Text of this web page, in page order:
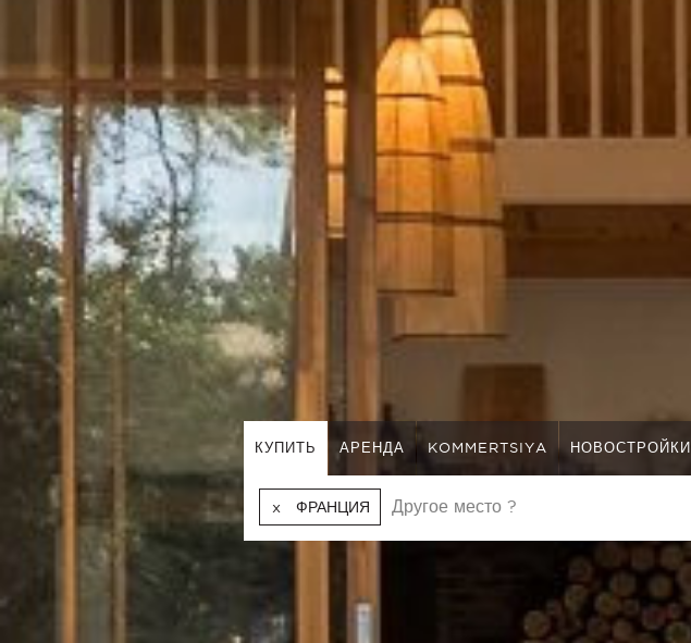
КУПИТЬ АРЕНДА KOMMERTSIYA НОВОСТРОЙКИ
ФРАНЦИЯ